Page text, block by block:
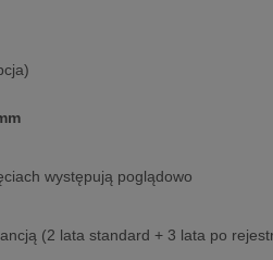
występują poglądowo
(2 lata standard + 3 lata po